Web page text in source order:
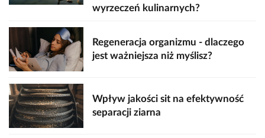
wyrzeczeń kulinarnych?
Regeneracja organizmu - dlaczego
jest ważniejsza niż myślisz?
Wpływ jakości sit na efektywność
separacji ziarna